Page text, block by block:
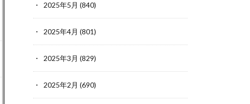
2025年5月 (840)
2025年4月 (801)
2025年3月 (829)
2025年2月 (690)